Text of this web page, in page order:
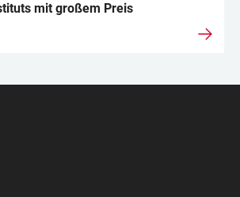
mit großem Preis